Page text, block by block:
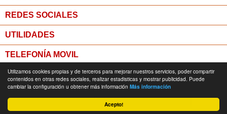
Acepto!
Utilizamos cookies propias y de terceros para mejorar nuestros servicios, poder compartir
contenidos en otras redes sociales, realizar estadisticas y mostrar publicidad. Puede
cambiar la configuración u obtener más información Más información
REDES SOCIALES
UTILIDADES
TELEFONÍA MOVIL
MICROPOST
© Todos los derechos reservados -Política de Privacidad